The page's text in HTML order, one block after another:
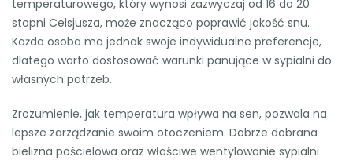
temperaturowego, który wynosi zazwyczaj od 16 do 20
stopni Celsjusza, może znacząco poprawić jakość snu.
Każda osoba ma jednak swoje indywidualne preferencje,
dlatego warto dostosować warunki panujące w sypialni do
własnych potrzeb.
Zrozumienie, jak temperatura wpływa na sen, pozwala na
lepsze zarządzanie swoim otoczeniem. Dobrze dobrana
bielizna pościelowa oraz właściwe wentylowanie sypialni